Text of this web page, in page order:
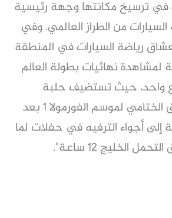
في ترسيخ مكانتها وجهة رئيسية
من الطراز العالمي. وفي
رياضة السيارات في المنطقة
لمشاهدة نهائيات بطولة العالم
واحد، حيث تستضيف حلبة
مرسى ياس السباق الختامي لموسم الفورمولا 1 بعد
إلى أجواء الترفيه في حفلات لما
الخليج 12 ساعة".